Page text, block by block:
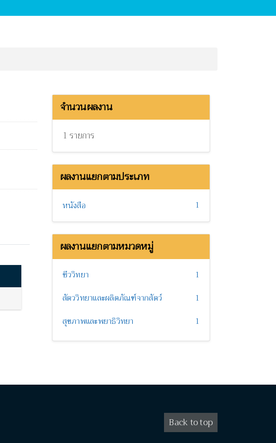
จำนวนผลงาน
1 รายการ
ผลงานแยกตามประเภท
หนังสือ 1
ผลงานแยกตามหมวดหมู่
ชีววิทยา
1
สัตววิทยาและผลิตภัณฑ์จากสัตว์
1
สุขภาพและพยาธิวิทยา
1
Back to top